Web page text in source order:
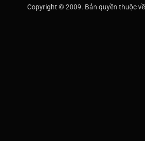
Copyright © 2009. Bản quyền thuộc